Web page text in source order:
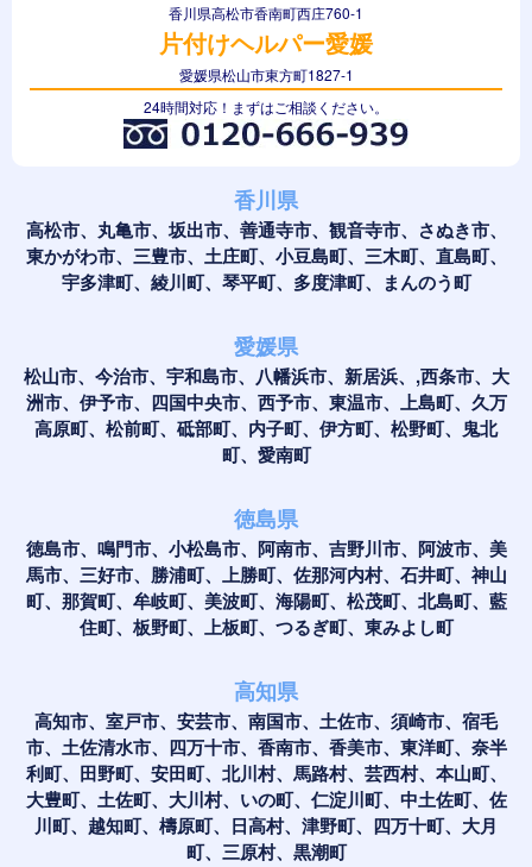
香川県高松市香南町西庄760-1
片付けヘルパー愛媛
愛媛県松山市東方町1827-1
24時間対応！まずはご相談ください。
香川県
高松市、丸亀市、坂出市、善通寺市、観音寺市、さぬき市、
東かがわ市、三豊市、土庄町、小豆島町、三木町、直島町、
宇多津町、綾川町、琴平町、多度津町、まんのう町
愛媛県
松山市、今治市、宇和島市、八幡浜市、新居浜、,西条市、大
洲市、伊予市、四国中央市、西予市、東温市、上島町、久万
高原町、松前町、砥部町、内子町、伊方町、松野町、鬼北
町、愛南町
徳島県
徳島市、鳴門市、小松島市、阿南市、吉野川市、阿波市、美
馬市、三好市、勝浦町、上勝町、佐那河内村、石井町、神山
町、那賀町、牟岐町、美波町、海陽町、松茂町、北島町、藍
住町、板野町、上板町、つるぎ町、東みよし町
高知県
高知市、室戸市、安芸市、南国市、土佐市、須崎市、宿毛
市、土佐清水市、四万十市、香南市、香美市、東洋町、奈半
利町、田野町、安田町、北川村、馬路村、芸西村、本山町、
大豊町、土佐町、大川村、いの町、仁淀川町、中土佐町、佐
川町、越知町、檮原町、日高村、津野町、四万十町、大月
町、三原村、黒潮町